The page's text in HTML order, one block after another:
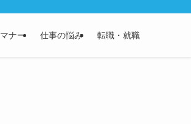
マナー 仕事の悩み 転職・就職